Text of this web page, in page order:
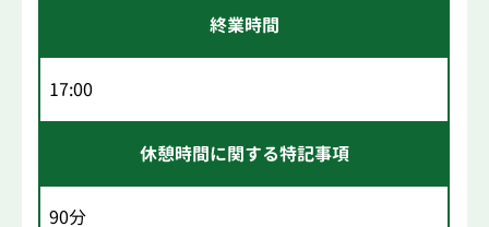
終業時間
17:00
休憩時間に関する特記事項
90分